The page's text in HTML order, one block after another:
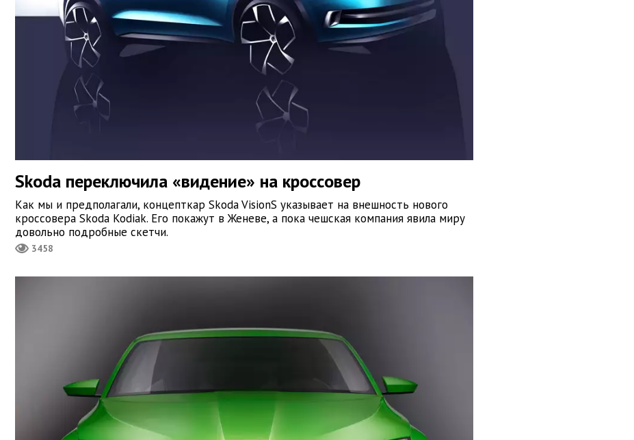
Skoda переключила «видение» на кроссовер
Как мы и предполагали, концепткар Skoda VisionS указывает на внешность нового
кроссовера Skoda Kodiak. Его покажут в Женеве, а пока чешская компания явила миру
довольно подробные скетчи.
3458